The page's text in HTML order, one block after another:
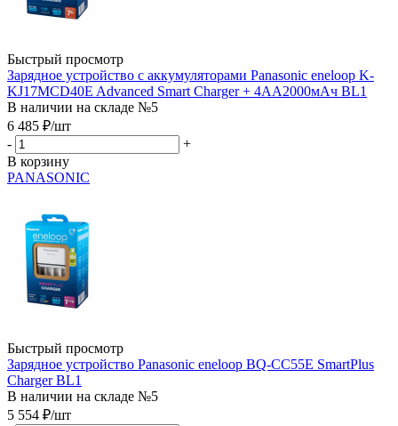
Быстрый просмотр
Зарядное устройство с аккумуляторами Panasonic eneloop K-
KJ17MCD40E Advanced Smart Charger + 4АА2000мАч BL1
В наличии на складе №5
6 485 ₽/шт
-
+
В корзину
PANASONIC
Быстрый просмотр
Зарядное устройство Panasonic eneloop BQ-CC55E SmartPlus
Charger BL1
В наличии на складе №5
5 554 ₽/шт